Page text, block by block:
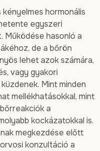
hormonális
egyszeri
hasonló a
de a bőrön
lehet azok számára,
vagy gyakori
Mint minden
mellékhatásokkal, mint
a
kockázatokkal is.
megkezdése előtt
konzultáció a